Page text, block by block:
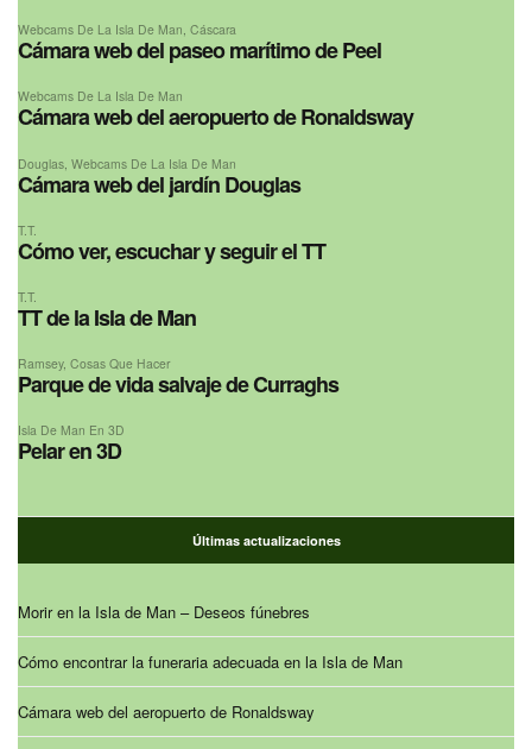
Webcams De La Isla De Man, Cáscara
Cámara web del paseo marítimo de Peel
Webcams De La Isla De Man
Cámara web del aeropuerto de Ronaldsway
Douglas Webcams De La Isla De Man
Cámara web del jardín Douglas
T.T.
Cómo ver, escuchar y seguir el TT
T.T.
TT de la Isla de Man
Ramsey, Cosas Que Hacer
Parque de vida salvaje de Curraghs
Isla De Man En 3D
Pelar en 3D
Últimas actualizaciones
Morir en la Isla de Man – Deseos fúnebres
Cómo encontrar la funeraria adecuada en la Isla de Man
Cámara web del aeropuerto de Ronaldsway